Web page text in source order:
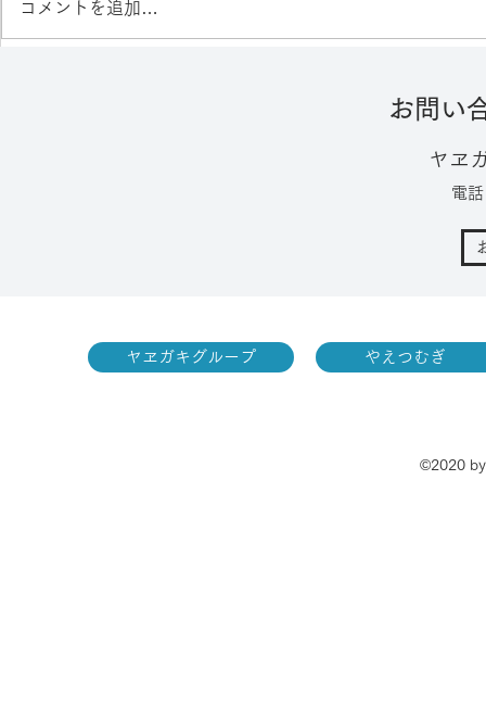
【たつのア
コメントを追加…
お問い
ヤヱ
電
ヤヱガキグループ やえつむ
©2020